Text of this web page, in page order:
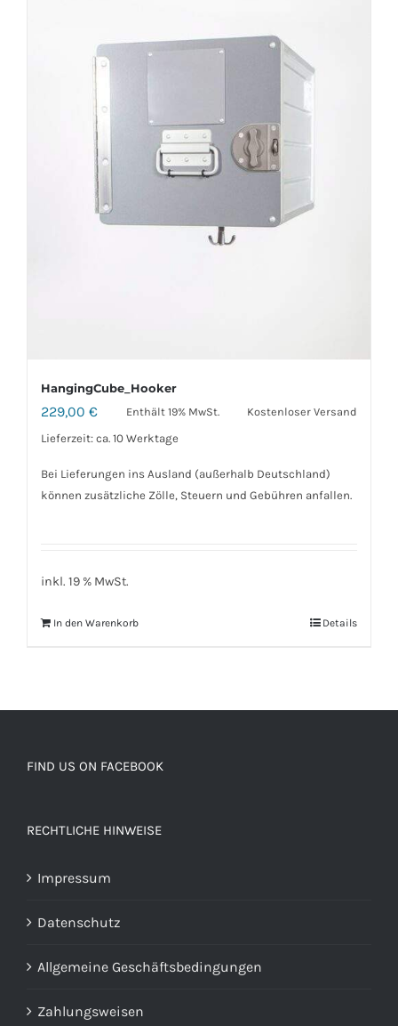
HangingCube_Hooker
229,00 € Enthält 19% MwSt.
Kostenloser Versand
Lieferzeit: ca. 10 Werktage
Bei Lieferungen ins Ausland (außerhalb Deutschland)
können zusätzliche Zölle, Steuern und Gebühren anfallen.
inkl. 19 % MwSt.
In den Warenkorb Details
FIND US ON FACEBOOK
RECHTLICHE HINWEISE
Impressum
Datenschutz
Allgemeine Geschäftsbedingungen
Zahlungsweisen